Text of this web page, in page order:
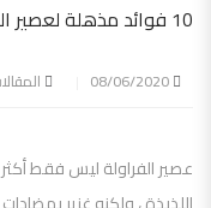
10 فوائد مذهلة لعصير الفراولة
عصير الفراولة ليس فقط